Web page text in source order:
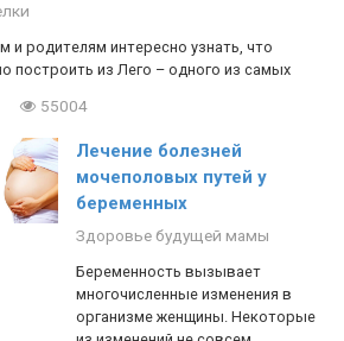
и родителям интересно узнать, что
построить из Лего – одного из самых
55004
Лечение болезней
мочеполовых путей у
беременных
Здоровье будущей мамы
Беременность вызывает
многочисленные изменения в
организме женщины. Некоторые